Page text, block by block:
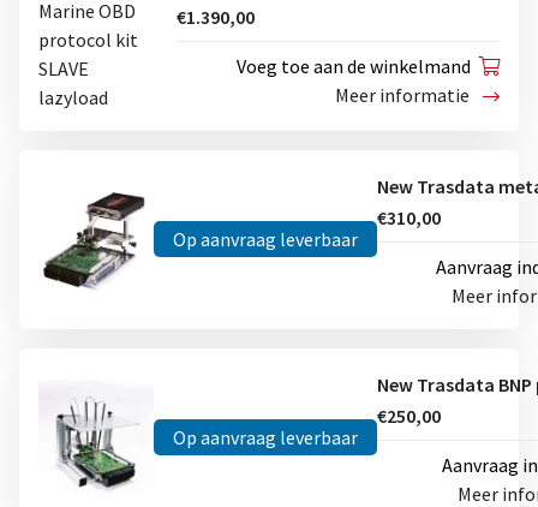
€1.390,00
Voeg toe aan de winkelmand
Meer informatie
Op aanvraag leverbaar
€310,00
Aanvraag
Meer
Op aanvraag leverbaar
€250,00
Aanvraag
Meer